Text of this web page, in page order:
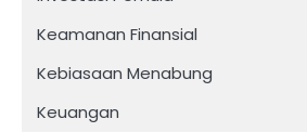
Keamanan Finansial
Kebiasaan Menabung
Keuangan